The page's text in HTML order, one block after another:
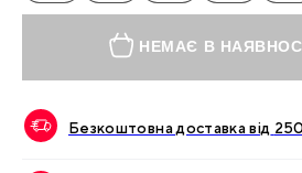
НЕМАЄ В
Безкоштовна доставка від